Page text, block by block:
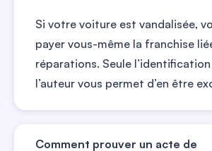
Si votre voiture est vandalisée,
payer vous-même la franchise
réparations. Seule
l’auteur vous permet d’en être
Comment prouver un acte de